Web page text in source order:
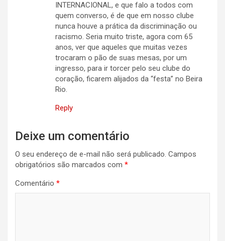
INTERNACIONAL, e que falo a todos com
quem converso, é de que em nosso clube
nunca houve a prática da discriminação ou
racismo. Seria muito triste, agora com 65
anos, ver que aqueles que muitas vezes
trocaram o pão de suas mesas, por um
ingresso, para ir torcer pelo seu clube do
coração, ficarem alijados da “festa” no Beira
Rio.
Reply
Deixe um comentário
O seu endereço de e-mail não será publicado. Campos
obrigatórios são marcados com *
Comentário *